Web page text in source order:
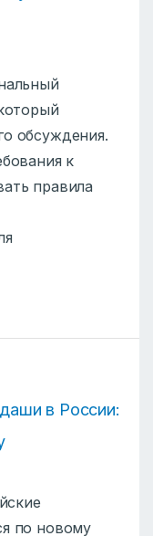
обсуждения.
к
правила
в России:
по новому